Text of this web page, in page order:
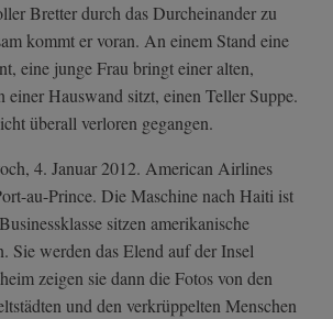
Bretter durch das Durcheinander zu
kommt er voran. An einem Stand eine
eine junge Frau bringt einer alten,
einer Hauswand sitzt, einen Teller Suppe.
überall verloren gegangen.
4. Januar 2012. American Airlines
au-Prince. Die Maschine nach Haiti ist
sitzen amerikanische
Sie werden das Elend auf der Insel
zeigen sie dann die Fotos von den
und den verkrüppelten Menschen